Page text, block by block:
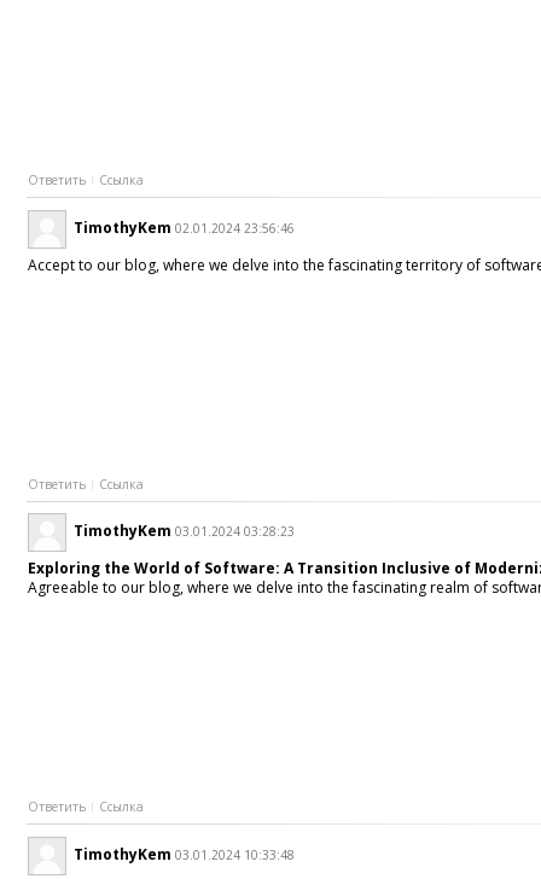
Ответить Ссылка
TimothyKem 02.01.2024 23:56:46
Accept to our blog, where we delve into the fascinating territory of
Ответить Ссылка
TimothyKem 03.01.2024 03:28:23
Exploring the World of Software: A Transition Inclusive of
Agreeable to our blog, where we delve into the fascinating realm of
Ответить Ссылка
TimothyKem 03.01.2024 10:33:48